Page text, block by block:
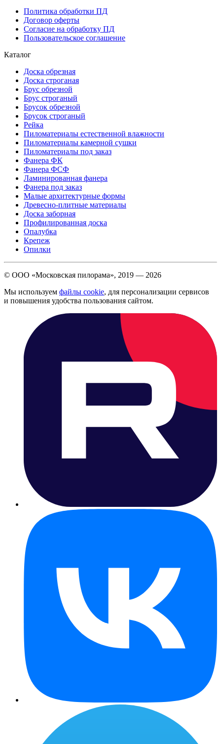
Политика обработки ПД
Договор оферты
Согласие на обработку ПД
Пользовательское соглашение
Каталог
Доска обрезная
Доска строганая
Брус обрезной
Брус строганый
Брусок обрезной
Брусок строганый
Рейка
Пиломатериалы естественной влажности
Пиломатериалы камерной сушки
Пиломатериалы под заказ
Фанера ФК
Фанера ФСФ
Ламинированная фанера
Фанера под заказ
Малые архитектурные формы
Древесно-плитные материалы
Доска заборная
Профилированная доска
Опалубка
Крепеж
Опилки
© ООО «Московская пилорама», 2019 — 2026
Мы используем файлы cookie, для персонализации сервисов
и повышения удобства пользования сайтом.